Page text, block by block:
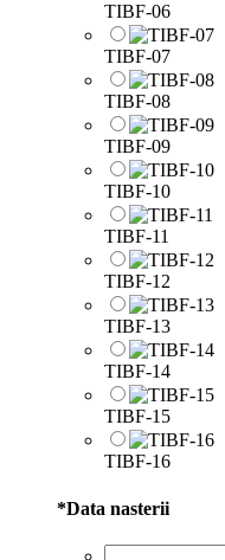
TIBF-06
TIBF-07
TIBF-08
TIBF-09
TIBF-10
TIBF-11
TIBF-12
TIBF-13
TIBF-14
TIBF-15
TIBF-16
*Data nasterii